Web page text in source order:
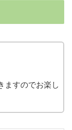
ますのでお楽し